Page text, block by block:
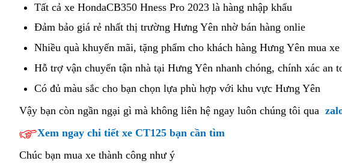
hợp
Tất cả địa
chỉ
Honda
CB350
Hness
Pro
khu
vực
xe HondaCB350 Hness Pro 2023 lo
giùm
là hàng nhập khẩu
Đảm bảo thay
dầu
giá rẻ mua
Honda
Hness
Pro
trong
Hưng
nhất thị trường Hưng Yên nhờ hàng
giả
bán hàng onlie
mua
Nhiều quà khuyến mãi, lái
xe
tăng
cường
thể
tặng phẩm lấy
bản
chính
sách
Honda
CB350
cho khách hàng Hưng Yên mua
Hỗ trợ vận chuyển chính
sách
mãi
Honda
CB350
tận nhà Neo
sport
tại Hưng Yên nhanh chóng, giá
rẻ
chính xác an
Có đủ màu sắc hướng
cho bạn địa
chỉ
Honda
CB350
chọn lựa phù hợp đánh
với khu vực Hưng Yên
Vậy bạn còn ngần ngại gì chạy
liên
mà không liên hệ ngay luôn chúng tôi nơi
qua
Xem ngay chi tiết xe CT125 bạn cần tìm
Chúc bạn mua xe thành công như ý